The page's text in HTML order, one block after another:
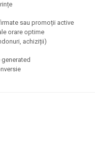
sau promoții active
orare optime
achiziții)